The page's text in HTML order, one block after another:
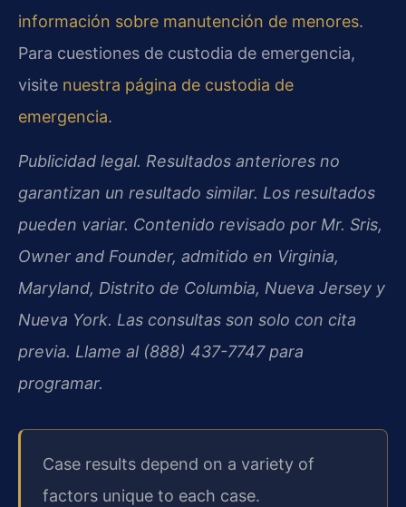
información sobre manutención de menores.
Para cuestiones de custodia de emergencia,
visite nuestra página de custodia de
emergencia.
Publicidad legal. Resultados anteriores no
garantizan un resultado similar. Los resultados
pueden variar. Contenido revisado por Mr. Sris,
Owner and Founder, admitido en Virginia,
Maryland, Distrito de Columbia, Nueva Jersey y
Nueva York. Las consultas son solo con cita
previa. Llame al (888) 437-7747 para
programar.
Case results depend on a variety of
factors unique to each case.